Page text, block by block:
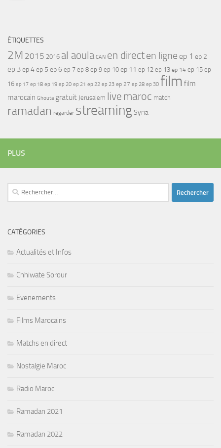
ÉTIQUETTES
2M 2015 2016 al aoula CAN en directen ligne ep 1 ep 2
ep 3ep 4ep 5 ep 6 ep 7 ep 8 ep 9 ep 10 ep 11 ep 12 ep 13 ep 14 ep 15 ep
16 ep 17 ep 18 ep 19 ep 20 ep 21 ep 22 ep 23 ep 27 ep 28 ep 30 film film
marocain Ghouta gratuit Jerusalem live maroc match
ramadan regarder streamingSyria
PLUS
Rechercher :
CATÉGORIES
Actualités et Infos
Chhiwate Sorour
Evenements
Films Marocains
Matchs en direct
Nostalgie Maroc
Radio Maroc
Ramadan 2021
Ramadan 2022